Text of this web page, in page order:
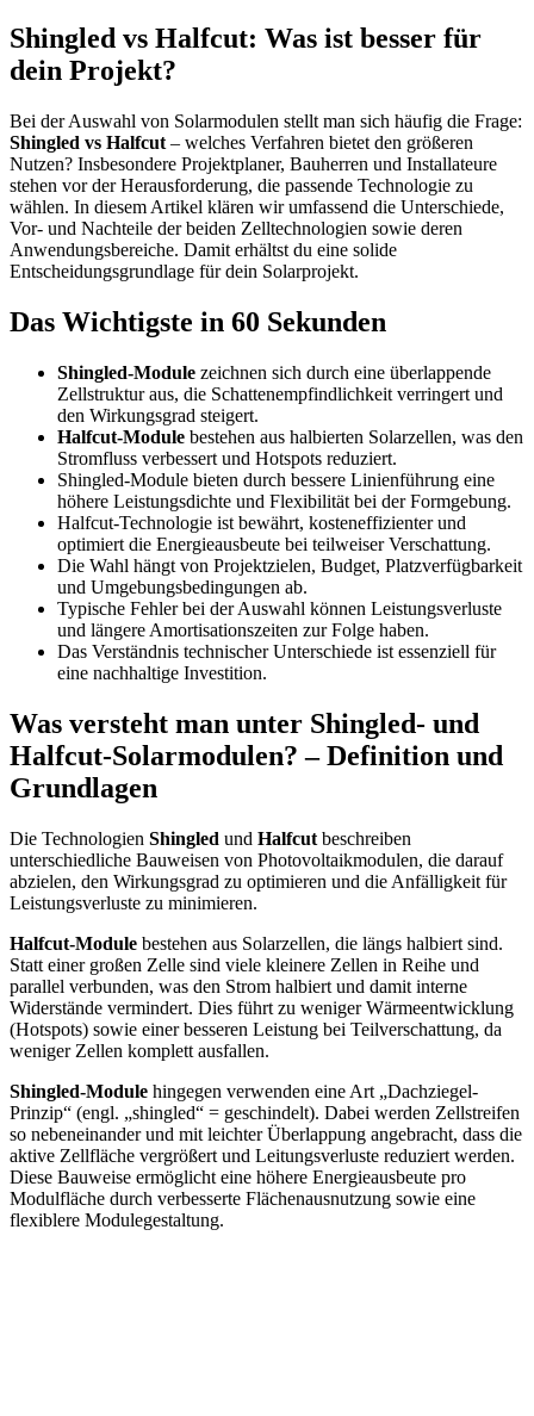
Shingled vs Halfcut: Was ist besser für
dein Projekt?
Bei der Auswahl von Solarmodulen stellt man sich häufig die Frage:
Shingled vs Halfcut – welches Verfahren bietet den größeren
Nutzen? Insbesondere Projektplaner, Bauherren und Installateure
stehen vor der Herausforderung, die passende Technologie zu
wählen. In diesem Artikel klären wir umfassend die Unterschiede,
Vor- und Nachteile der beiden Zelltechnologien sowie deren
Anwendungsbereiche. Damit erhältst du eine solide
Entscheidungsgrundlage für dein Solarprojekt.
Das Wichtigste in 60 Sekunden
Shingled-Module zeichnen sich durch eine überlappende
Zellstruktur aus, die Schattenempfindlichkeit verringert und
den Wirkungsgrad steigert.
Halfcut-Module bestehen aus halbierten Solarzellen, was den
Stromfluss verbessert und Hotspots reduziert.
Shingled-Module bieten durch bessere Linienführung eine
höhere Leistungsdichte und Flexibilität bei der Formgebung.
Halfcut-Technologie ist bewährt, kosteneffizienter und
optimiert die Energieausbeute bei teilweiser Verschattung.
Die Wahl hängt von Projektzielen, Budget, Platzverfügbarkeit
und Umgebungsbedingungen ab.
Typische Fehler bei der Auswahl können Leistungsverluste
und längere Amortisationszeiten zur Folge haben.
Das Verständnis technischer Unterschiede ist essenziell für
eine nachhaltige Investition.
Was versteht man unter Shingled- und
Halfcut-Solarmodulen? – Definition und
Grundlagen
Die Technologien Shingled und Halfcut beschreiben
unterschiedliche Bauweisen von Photovoltaikmodulen, die darauf
abzielen, den Wirkungsgrad zu optimieren und die Anfälligkeit für
Leistungsverluste zu minimieren.
Halfcut-Module bestehen aus Solarzellen, die längs halbiert sind.
Statt einer großen Zelle sind viele kleinere Zellen in Reihe und
parallel verbunden, was den Strom halbiert und damit interne
Widerstände vermindert. Dies führt zu weniger Wärmeentwicklung
(Hotspots) sowie einer besseren Leistung bei Teilverschattung, da
weniger Zellen komplett ausfallen.
Shingled-Module hingegen verwenden eine Art „Dachziegel-
Prinzip“ (engl. „shingled“ = geschindelt). Dabei werden Zellstreifen
so nebeneinander und mit leichter Überlappung angebracht, dass die
aktive Zellfläche vergrößert und Leitungsverluste reduziert werden.
Diese Bauweise ermöglicht eine höhere Energieausbeute pro
Modulfläche durch verbesserte Flächenausnutzung sowie eine
flexiblere Modulegestaltung.